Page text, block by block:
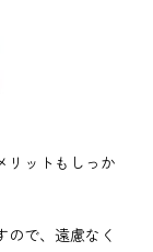
リットもしっか
ので、遠慮なく